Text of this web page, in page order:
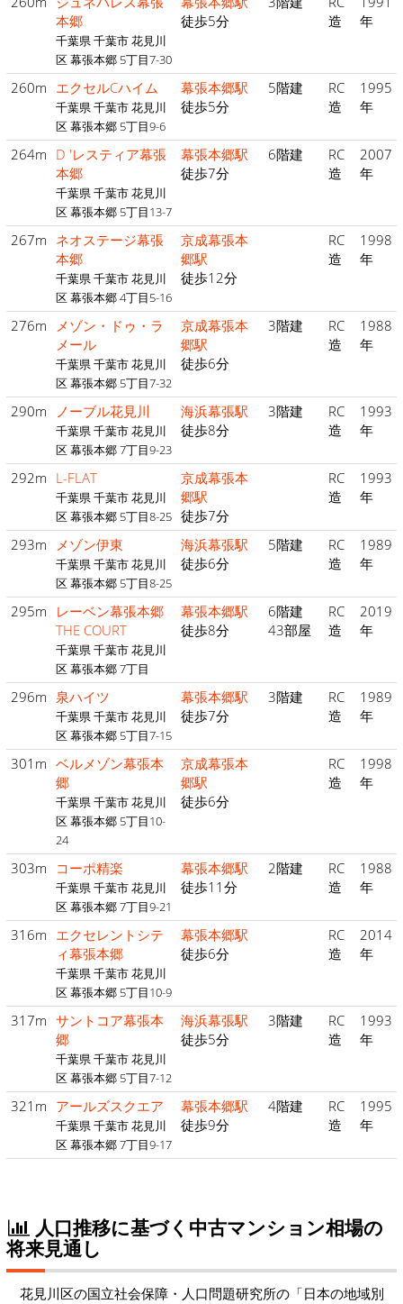
本郷
千葉県 千葉市 花見川
区 幕張本郷 5丁目7-30
徒歩5分
造
年
260m エクセルCハイム
千葉県 千葉市 花見川
区 幕張本郷 5丁目9-6
幕張本郷駅
徒歩5分
5階建
RC
造
1995
年
264m D 'レスティア幕張
本郷
千葉県 千葉市 花見川
区 幕張本郷 5丁目13-7
幕張本郷駅
徒歩7分
6階建
RC
造
2007
年
267m ネオステージ幕張
本郷
千葉県 千葉市 花見川
区 幕張本郷 4丁目5-16
京成幕張本
郷駅
徒歩12分
RC
造
1998
年
276m
メゾン・ドゥ・ラ
メール
千葉県 千葉市 花見川
区 幕張本郷 5丁目7-32
京成幕張本
郷駅
徒歩6分
3階建
RC
造
1988
年
290m ノーブル花見川
千葉県 千葉市 花見川
区 幕張本郷 7丁目9-23
海浜幕張駅
徒歩8分
3階建
RC
造
1993
年
292m L-FLAT
千葉県 千葉市 花見川
区 幕張本郷 5丁目8-25
京成幕張本
郷駅
徒歩7分
RC
造
1993
年
293m メゾン伊東
千葉県 千葉市 花見川
区 幕張本郷 5丁目8-25
海浜幕張駅
徒歩6分
5階建
RC
造
1989
年
295m
レーベン幕張本郷
THE COURT
千葉県 千葉市 花見川
区 幕張本郷 7丁目
幕張本郷駅
徒歩8分
6階建
43部屋
RC
造
2019
年
296m 泉ハイツ
千葉県 千葉市 花見川
区 幕張本郷 5丁目7-15
幕張本郷駅
徒歩7分
3階建
RC
造
1989
年
301m ベルメゾン幕張本
郷
千葉県 千葉市 花見川
区 幕張本郷 5丁目10-
24
京成幕張本
郷駅
徒歩6分
RC
造
1998
年
303m コーポ精楽
千葉県 千葉市 花見川
区 幕張本郷 7丁目9-21
幕張本郷駅
徒歩11分
2階建
RC
造
1988
年
316m エクセレントシテ
ィ幕張本郷
千葉県 千葉市 花見川
区 幕張本郷 5丁目10-9
幕張本郷駅
徒歩6分
RC
造
2014
年
317m サントコア幕張本
郷
千葉県 千葉市 花見川
区 幕張本郷 5丁目7-12
海浜幕張駅
徒歩5分
3階建
RC
造
1993
年
321m アールズスクエア
千葉県 千葉市 花見川
区 幕張本郷 7丁目9-17
幕張本郷駅
徒歩9分
4階建
RC
造
1995
年
人口推移に基づく中古マンション相場の
将来見通し
花見川区の国立社会保障・人口問題研究所の「日本の地域別